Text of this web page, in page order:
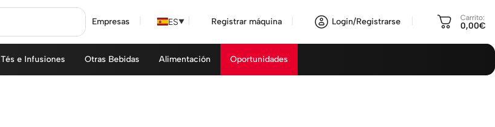
Empresas ES▼ Registrar máquina Login/Registrarse Carrito:
0,00€
Tés e Infusiones Otras Bebidas Alimentación Oportunidades